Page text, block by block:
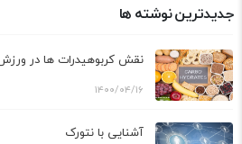
جدیدترین نوشته ها
نقش کربوهیدرات ها در
۱۴۰۰/۰۴/۱۶
آشنایی با نتورک